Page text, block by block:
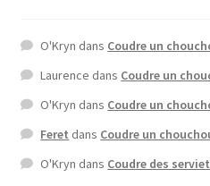
O'Kryn dans Coudre un
Laurence dans Coudre un
O'Kryn dans Coudre un
Feret dans Coudre un
O'Kryn dans Coudre des